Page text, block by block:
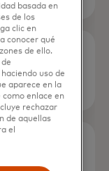
basada en
de los
clic en
conocer qué
de ello.
uso de
aparece en la
enlace en
rechazar
de aquellas
el